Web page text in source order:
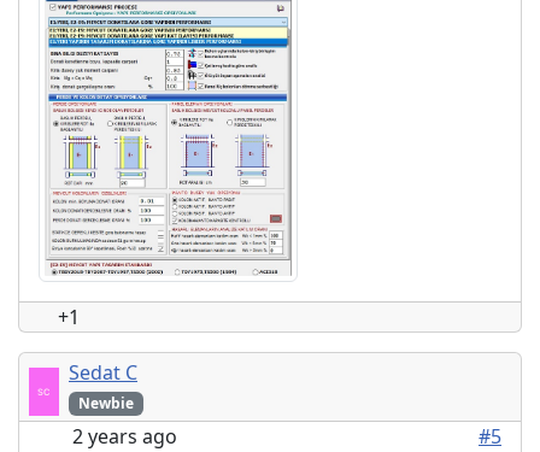
+1
Sedat C
Newbie
2 years ago
#5